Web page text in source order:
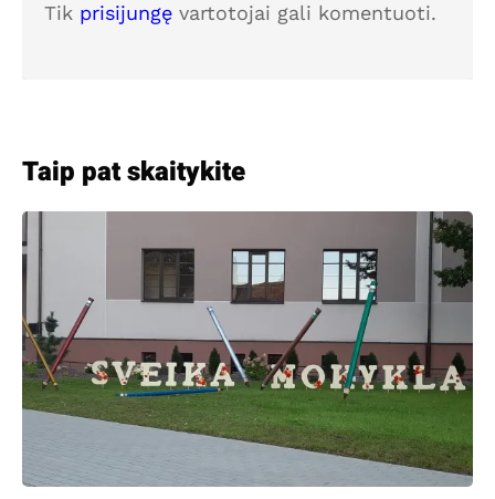
Tik prisijungę vartotojai gali komentuoti.
Taip pat skaitykite